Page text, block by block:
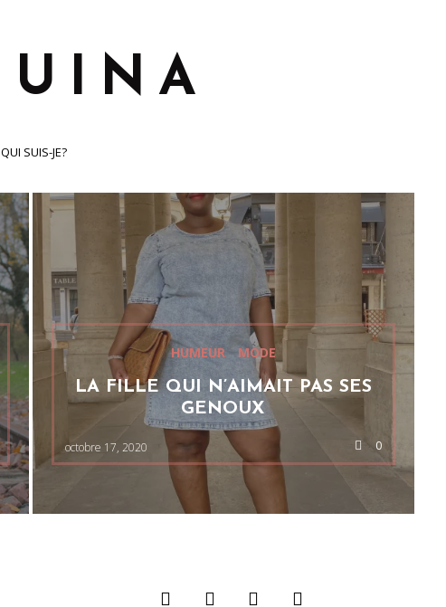
QUI SUIS-JE?
HUMEUR MODE
LA FILLE QUI N’AIMAIT PAS SES
GENOUX
octobre 17, 2020 0